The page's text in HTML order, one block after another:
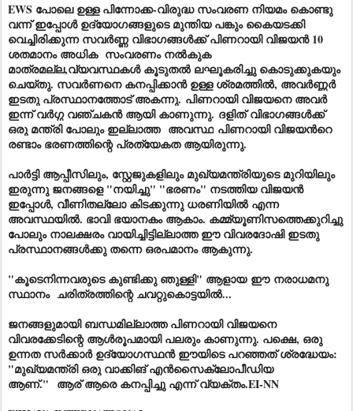
EWS പോലെ ഉള്ള പിന്നോക്ക-വിരുദ്ധ സംവരണ നിയമം കൊണ്ടു
വന്ന് ഇപ്പോൾ ഉദ്യോഗങ്ങളുടെ മുന്തിയ പങ്കും കൈയടക്കി
വെച്ചിരിക്കുന്ന സവർണ്ണ വിഭാഗങ്ങൾക്ക് പിണറായി വിജയൻ 10
ശതമാനം അധിക സംവരണം നൽകുക
മാത്രമല്ല,വ്യവസ്ഥകൾ കൂടുതൽ ലഘൂകരിച്ചു കൊടുക്കുകയും
ചെയ്തു. സവർണനെ കനപ്പിക്കാൻ ഉള്ള ശ്രമത്തിൽ, അവർണ്ണർ
ഇടതു പ്രസ്ഥാനത്തോട് അകന്നു. പിണറായി വിജയനെ അവർ
ഇന്ന് വർഗ്ഗ വഞ്ചകൻ ആയി കാണുന്നു. ദളിത്വിഭാഗങ്ങൾക്ക്
ഒരു മന്ത്രി പോലും ഇല്ലാത്ത അവസ്ഥ പിണറായി വിജയൻറെ
രണ്ടാം ഭരണത്തിന്റെ പ്രത്യേകത ആയിരുന്നു.
പാർട്ടി ആപ്പീസിലും, സ്റ്റേജുകളിലും മുഖ്യമന്ത്രിയുടെ മുറിയിലും
ഇരുന്നു ജനങ്ങളെ "നയിച്ചു" "ഭരണം" നടത്തിയ വിജയൻ
ഇപ്പോൾ, വീണിതല്ലോ കിടക്കുന്നു ധരണിയിൽ എന്ന
അവസ്ഥയിൽ. ഭാവി ഭയാനകം ആകാം. കമ്മ്യൂണിസത്തെക്കുറിച്ചു
പോലും നാലക്ഷരം വായിച്ചിട്ടില്ലാത്ത ഈ വിവരദോഷി ഇടതു
പ്രസ്ഥാനങ്ങൾക്കു തന്നെ ഒരപമാനം ആകുന്നു.
"കൂടെനിന്നവരുടെ കുണ്ടിക്കു ഞുള്ളി" ആളായ ഈനരാധമനു
സ്ഥാനം ചരിത്രത്തിന്റെ ചവറ്റുകൊട്ടയിൽ...
ജനങ്ങളുമായി ബന്ധമില്ലാത്ത പിണറായി വിജയനെ
വിവരക്കേടിന്റെ ആൾരൂപമായി പലരും കാണുന്നു. പക്ഷെ, ഒരു
ഉന്നത സർക്കാർ ഉദ്യോഗസ്ഥൻ ഈയിടെ പറഞ്ഞത് ശ്രദ്ധേയം:
"മുഖ്യമന്ത്രി ഒരു വാക്കിങ് എൻസൈക്ലോപീഡിയ
ആണ്." ആര് ആരെ കനപ്പിച്ചു എന്ന് വ്യക്തം.EI-NN